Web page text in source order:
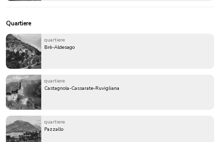
Quartiere
quartiere
Brè-Aldesago
quartiere
Castagnola-Cassarate-Ruvigliana
quartiere
Pazzallo